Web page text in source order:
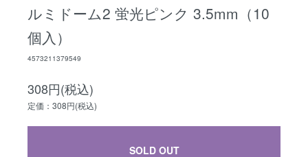
ルミドーム2 蛍光ピンク 3.5mm（10
個入）
4573211379549
308円(税込)
定価：308円(税込)
SOLD OUT